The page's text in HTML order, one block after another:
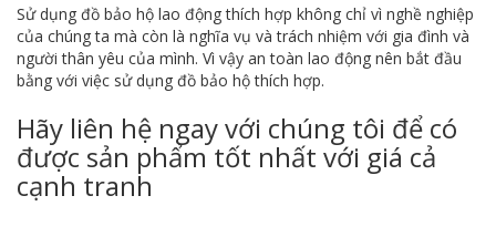
Sử dụng đồ bảo hộ lao động thích hợp không chỉ vì nghề nghiệp
của chúng ta mà còn là nghĩa vụ và trách nhiệm với gia đình và
người thân yêu của mình. Vì vậy an toàn lao động nên bắt đầu
bằng với việc sử dụng đồ bảo hộ thích hợp.
Hãy liên hệ ngay với chúng tôi để có
được sản phẩm tốt nhất với giá cả
cạnh tranh